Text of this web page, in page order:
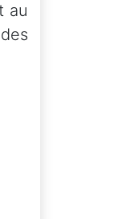
au